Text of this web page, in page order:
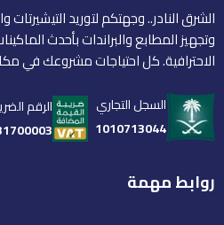
الشرق النادر.. وجهتكم لتوريد
وتجهيز المطابع والبراندات بأحدث
الاحترافية. كل احتياجات مشروعك في
السجل التجاري
1010713044
الرقم
روابط مهمة